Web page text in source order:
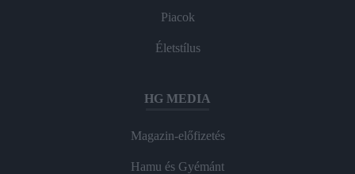
Piacok
Életstílus
HG MEDIA
Magazin-előfizetés
Hamu és Gyémánt